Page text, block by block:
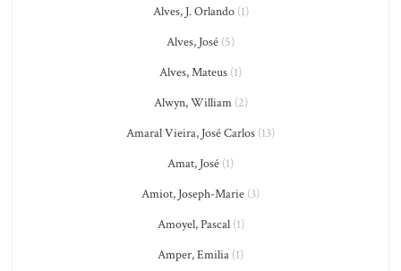
Alves, J. Orlando(1)
Alves, José (5)
Alves, Mateus (1)
Alwyn, William(2)
Amaral Vieira, José Carlos (13)
Amat, José (1)
Amiot, Joseph-Marie (3)
Amoyel, Pascal(1)
Amper, Emilia (1)